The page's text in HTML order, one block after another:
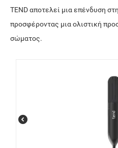
TEND αποτελεί μια επένδυση
προσφέροντας μια ολιστική
σώματος.